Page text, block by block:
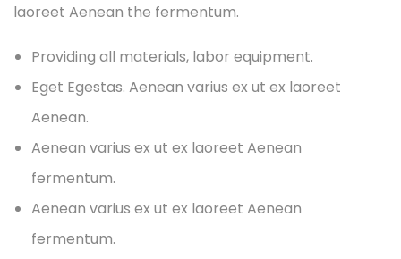
laoreet Aenean the fermentum.
Providing all materials, labor equipment.
Eget Egestas. Aenean varius ex ut ex laoreet
Aenean.
Aenean varius ex ut ex laoreet Aenean
fermentum.
Aenean varius ex ut ex laoreet Aenean
fermentum.